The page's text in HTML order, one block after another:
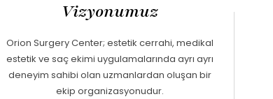
Vizyonumuz
Orion Surgery Center; estetik cerrahi, medikal
estetik ve saç ekimi uygulamalarında ayrı ayrı
deneyim sahibi olan uzmanlardan oluşan bir
ekip organizasyonudur.